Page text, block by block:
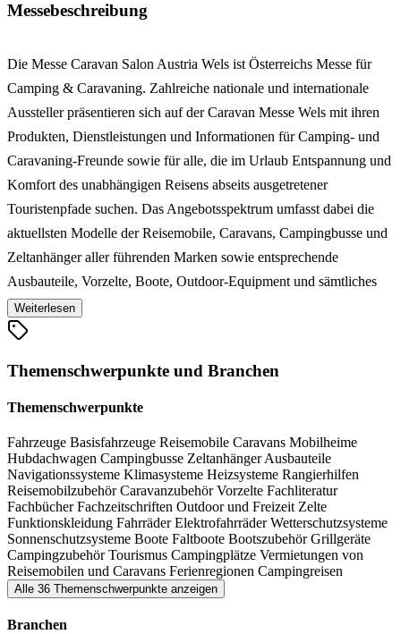
Messebeschreibung
Die Messe Caravan Salon Austria Wels ist Österreichs Messe für
Camping & Caravaning. Zahlreiche nationale und internationale
Aussteller präsentieren sich auf der Caravan Messe Wels mit ihren
Produkten, Dienstleistungen und Informationen für Camping- und
Caravaning-Freunde sowie für alle, die im Urlaub Entspannung und
Komfort des unabhängigen Reisens abseits ausgetretener
Touristenpfade suchen. Das Angebotsspektrum umfasst dabei die
aktuellsten Modelle der Reisemobile, Caravans, Campingbusse und
Zeltanhänger aller führenden Marken sowie entsprechende
Ausbauteile, Vorzelte, Boote, Outdoor-Equipment und sämtliches
Zubehör oder auch österreichs größte Gebrauchtwagen-Ausstellung
der Händler. Mit Österreichs größter Gebrauchtwagen-Ausstellung
hinaus unzählige einwandfreie und geprüfte
Gebrauchtwagenmodelle an einem Platz.
Weiterlesen
Themenschwerpunkte und Branchen
Themenschwerpunkte
Fahrzeuge Basisfahrzeuge Reisemobile Caravans Mobilheime
Hubdachwagen Campingbusse ZeltanhängerAusbauteile
Navigationssysteme Klimasysteme Heizsysteme Rangierhilfen
ReisemobilzubehörCaravanzubehörVorzelte Fachliteratur
FachbücherFachzeitschriften Outdoor und Freizeit Zelte
Funktionskleidung FahrräderElektrofahrräderWetterschutzsysteme
Sonnenschutzsysteme Boote Faltboote BootszubehörGrillgeräte
CampingzubehörTourismus Campingplätze Vermietungen von
Reisemobilen und Caravans Ferienregionen Campingreisen
Alle 36 Themenschwerpunkte anzeigen
Branchen